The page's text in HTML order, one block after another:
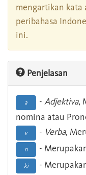
mengartikan kata
peribahasa
ini.
Penjelasan
a - Adjektiva,
nomina atau
v - Verba,
n -
ki -